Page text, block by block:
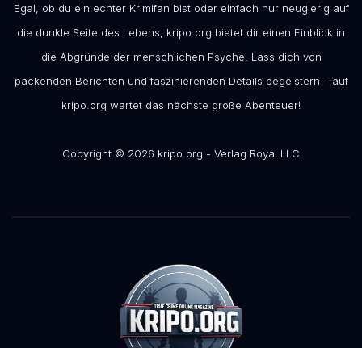
Egal, ob du ein echter Krimifan bist oder einfach nur neugierig auf
die dunkle Seite des Lebens, kripo.org bietet dir einen Einblick in
die Abgründe der menschlichen Psyche. Lass dich von
packenden Berichten und faszinierenden Details begeistern – auf
kripo.org wartet das nächste große Abenteuer!
Copyright © 2026 kripo.org - Verlag Royal LLC